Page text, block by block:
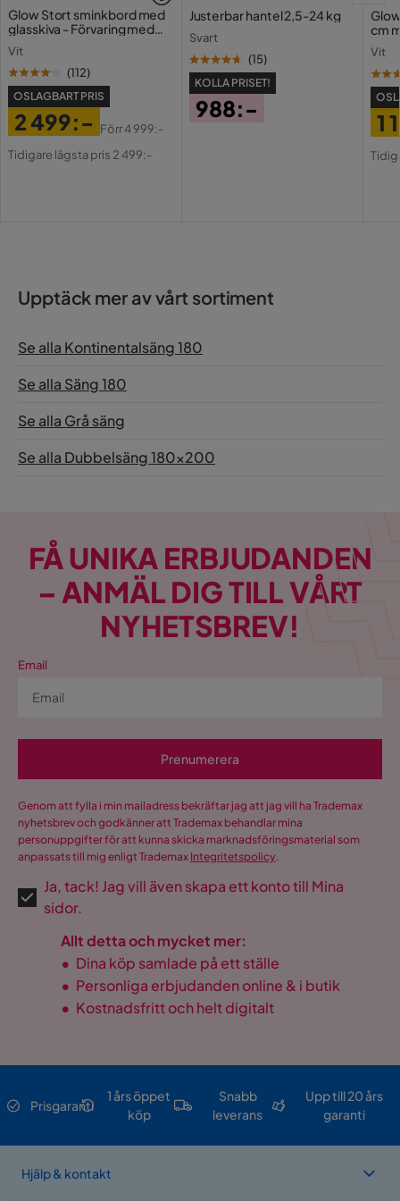
Glow Stort sminkbord med
glasskiva - Förvaring med
Vit
(112)
OSLAGBART PRIS
Pris
2 499:-
Original
Förr4 999:-
Tidigare lägsta pris 2 499:-
Justerbar hantel 2,5-24 kg
Svart
(15)
KOLLA PRISET!
988:-
cm
Vit
1
Upptäck mer av vårt sortiment
Se alla Kontinentalsäng 180
Se alla Säng 180
Se alla Grå säng
Se alla Dubbelsäng 180x200
FÅ UNIKA ERBJUDANDEN
– ANMÄL DIG TILL VÅRT
NYHETSBREV!
Email
Prenumerera
Genom att fylla i min mailadress bekräftar jag att jag vill ha Trademax
nyhetsbrev och godkänner att Trademax behandlar mina
personuppgifter för att kunna skicka marknadsföringsmaterial som
anpassats till mig enligt Trademax Integritetspolicy.
Ja, tack! Jag vill även skapa ett konto till Mina
sidor.
Allt detta och mycket mer:
• Dina köp samlade på ett ställe
• Personliga erbjudanden online & i butik
• Kostnadsfritt och helt digitalt
Prisgaranti
1 års öppet
köp
Snabb
leverans
Upp till 20 års
garanti
Hjälp & kontakt